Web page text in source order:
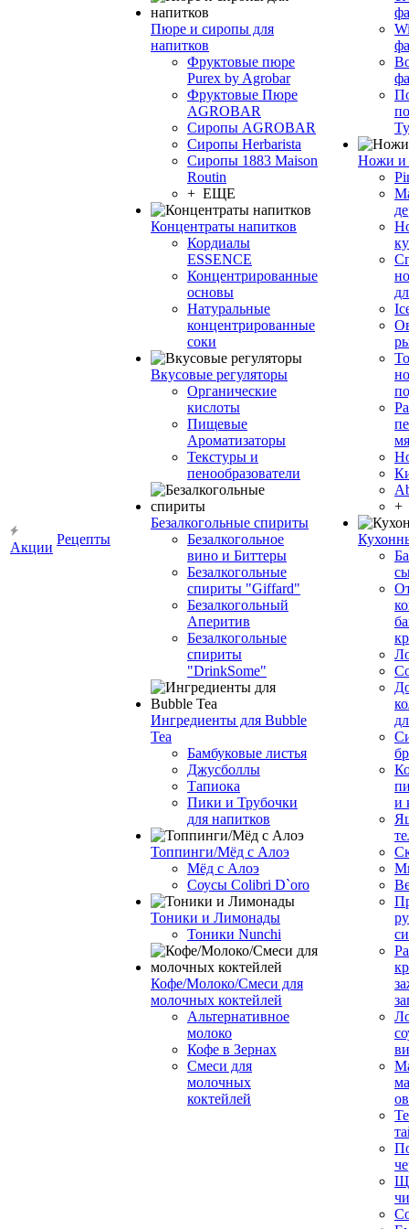
Акции
Рецепты
Пюре и сиропы для
напитков
Фруктовые пюре
Purex by Agrobar
Фруктовые Пюре
AGROBAR
Сиропы AGROBAR
Сиропы Herbarista
Сиропы 1883 Maison
Routin
+ ЕЩЕ
Концентраты напитков
Кордиалы
ESSENCE
Концентрированные
основы
Натуральные
концентрированные
соки
Вкусовые регуляторы
Органические
кислоты
Пищевые
Ароматизаторы
Текстуры и
пенообразователи
Безалкогольные спириты
Безалкогольное
вино и Биттеры
Безалкогольные
спириты "Giffard"
Безалкогольный
Аперитив
Безалкогольные
спириты
"DrinkSome"
Ингредиенты для Bubble
Tea
Бамбуковые листья
Джусболлы
Тапиока
Пики и Трубочки
для напитков
Топпинги/Мёд с Алоэ
Мёд с Алоэ
Соусы Colibri D`oro
Тоники и Лимонады
Тоники Nunchi
Кофе/Молоко/Смеси для
молочных коктейлей
Альтернативное
молоко
Кофе в Зернах
Смеси для
молочных
коктейлей
Ножи и
+
и